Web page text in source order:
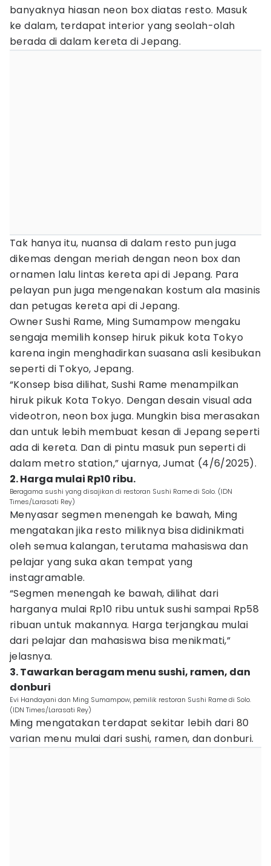
banyaknya hiasan neon box diatas resto. Masuk
ke dalam, terdapat interior yang seolah-olah
berada di dalam kereta di Jepang.
Tak hanya itu, nuansa di dalam resto pun juga
dikemas dengan meriah dengan neon box dan
ornamen lalu lintas kereta api di Jepang. Para
pelayan pun juga mengenakan kostum ala masinis
dan petugas kereta api di Jepang.
Owner Sushi Rame, Ming Sumampow mengaku
sengaja memilih konsep hiruk pikuk kota Tokyo
karena ingin menghadirkan suasana asli kesibukan
seperti di Tokyo, Jepang.
“Konsep bisa dilihat, Sushi Rame menampilkan
hiruk pikuk Kota Tokyo. Dengan desain visual ada
videotron, neon box juga. Mungkin bisa merasakan
dan untuk lebih membuat kesan di Jepang seperti
ada di kereta. Dan di pintu masuk pun seperti di
dalam metro station,” ujarnya, Jumat (4/6/2025).
2. Harga mulai Rp10 ribu.
Beragama sushi yang disajikan di restoran Sushi Rame di Solo. (IDN
Times/Larasati Rey)
Menyasar segmen menengah ke bawah, Ming
mengatakan jika resto miliknya bisa didinikmati
oleh semua kalangan, terutama mahasiswa dan
pelajar yang suka akan tempat yang
instagramable.
“Segmen menengah ke bawah, dilihat dari
harganya mulai Rp10 ribu untuk sushi sampai Rp58
ribuan untuk makannya. Harga terjangkau mulai
dari pelajar dan mahasiswa bisa menikmati,”
jelasnya.
3. Tawarkan beragam menu sushi, ramen, dan
donburi
Evi Handayani dan Ming Sumampow, pemilik restoran Sushi Rame di Solo.
(IDN Times/Larasati Rey)
Ming mengatakan terdapat sekitar lebih dari 80
varian menu mulai dari sushi, ramen, dan donburi.